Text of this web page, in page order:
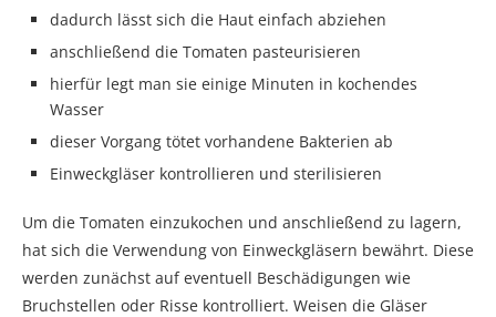
dadurch lässt sich die Haut einfach abziehen
anschließend die Tomaten pasteurisieren
hierfür legt man sie einige Minuten in kochendes
Wasser
dieser Vorgang tötet vorhandene Bakterien ab
Einweckgläser kontrollieren und sterilisieren
Um die Tomaten einzukochen und anschließend zu lagern,
hat sich die Verwendung von Einweckgläsern bewährt. Diese
werden zunächst auf eventuell Beschädigungen wie
Bruchstellen oder Risse kontrolliert. Weisen die Gläser